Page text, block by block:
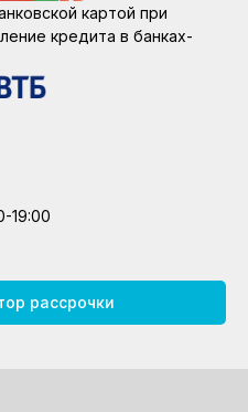
картой при
кредита в банках-
19:00
рассрочки